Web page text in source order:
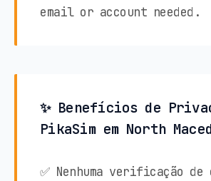
email or account needed.
✨ Benefícios de
PikaSim em North
✅ Nenhuma verificação de